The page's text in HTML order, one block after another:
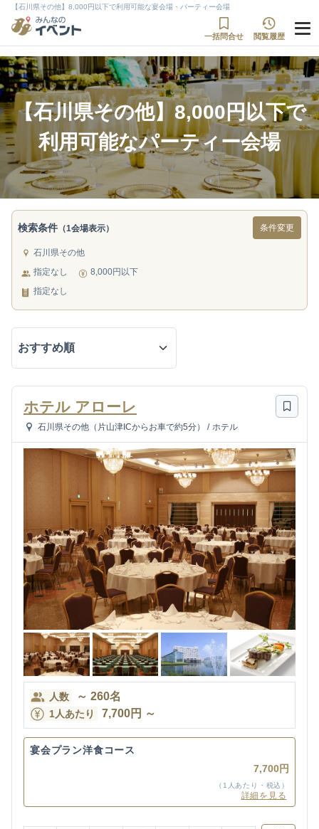
【石川県その他】8,000円以下で利用可能な宴会場・パーティー会場
一括問合せ 閲覧履歴
【石川県その他】8,000円以下で
利用可能なパーティー会場
検索条件 （1会場表示） 条件変更
石川県その他
指定なし
8,000円以下
指定なし
ホテル アローレ
石川県その他（片山津ICからお車で約5分） / ホテル
人数 ～ 260名
1人あたり 7,700円 ～
宴会プラン洋食コース
7,700円
（1人あたり・税込）
詳細を見る